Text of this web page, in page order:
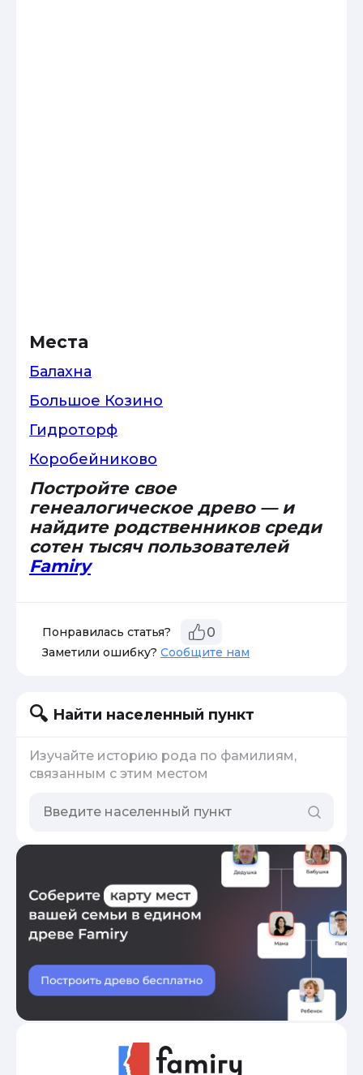
Места
Балахна
Большое Козино
Гидроторф
Коробейниково
Постройте свое
генеалогическое древо — и
найдите родственников среди
сотен тысяч пользователей
Famiry
Понравилась статья? 0
Заметили ошибку? Сообщите нам
Найти населенный пункт
Изучайте историю рода по фамилиям,
связанным с этим местом